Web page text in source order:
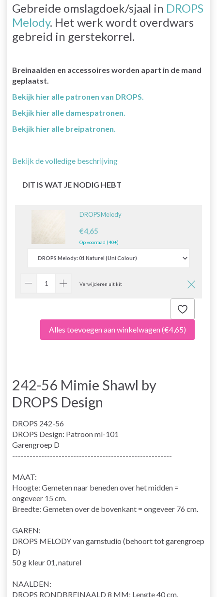
Gebreide omslagdoek/sjaal in DROPS
Melody. Het werk wordt overdwars
gebreid in gerstekorrel.
Breinaalden en accessoires worden apart in de mand
geplaatst.
Bekijk hier alle patronen van DROPS.
Bekjik hier alle damespatronen.
Bekjik hier alle breipatronen.
Bekijk de volledige beschrijving
DIT IS WAT JE NODIG HEBT
DROPS Melody
€4,65
Op voorraad (40+)
Verwijderen uit kit
Alles toevoegen aan winkelwagen(€4,65)
242-56 Mimie Shawl by
DROPS Design
DROPS 242-56
DROPS Design: Patroon ml-101
Garengroep D
-------------------------------------------------------
MAAT:
Hoogte: Gemeten naar beneden over het midden =
ongeveer 15 cm.
Breedte: Gemeten over de bovenkant = ongeveer 76 cm.
GAREN:
DROPS MELODY van garnstudio (behoort tot garengroep
D)
50 g kleur 01, naturel
NAALDEN:
DROPS RONDBREINAALD 8 MM: Lengte 40 cm.